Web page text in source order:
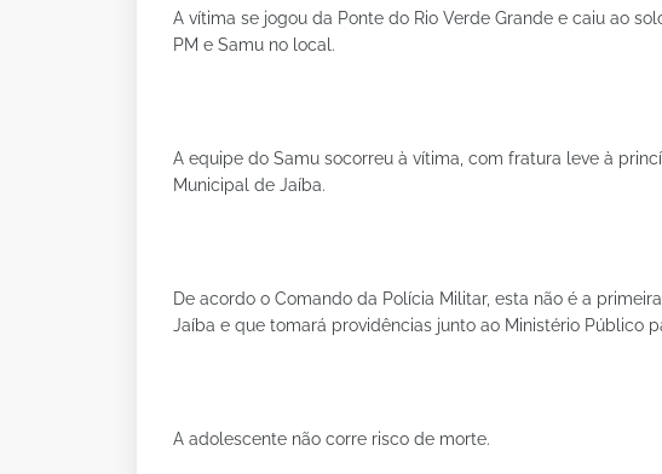
A vítima se jogou da Ponte do Rio Verde Grande e caiu ao
PM e Samu no local.
A equipe do Samu socorreu à vítima, com fratura leve à
Municipal de Jaíba.
De acordo o Comando da Polícia Militar, esta não é a
Jaíba e que tomará providências junto ao Ministério Público
A adolescente não corre risco de morte.